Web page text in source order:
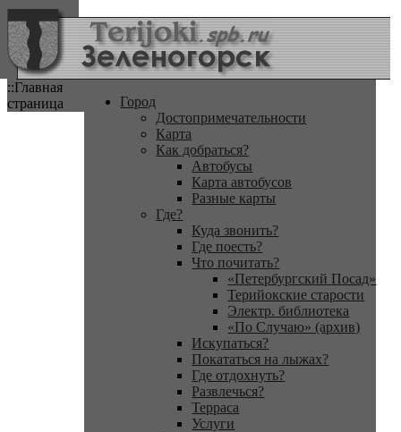
::Главная
страница
Город
Достопримечательности
Карта
Как добраться?
Автобусы
Карта автобусов
Разные карты
Где?
Куда звонить?
Где поесть?
Что почитать?
«Петербургский Посад»
Терийокские старости
Электр. библиотека
«По Случаю» (архив)
Искупаться?
Покататься на лыжах?
Где отдохнуть?
Развлечься?
Терраса
Услуги